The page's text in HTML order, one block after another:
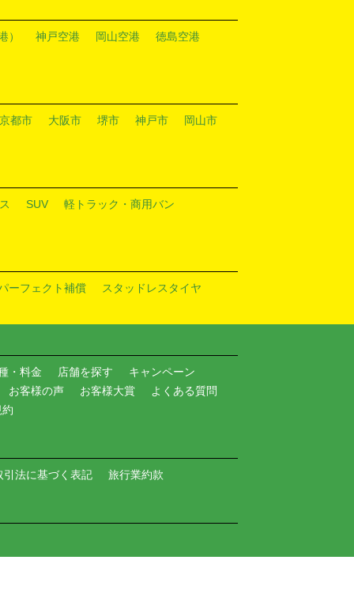
） 神戸空港 岡山空港 徳島空港
京都市 大阪市 堺市 神戸市 岡山市
SUV 軽トラック・商用バン
ーフェクト補償 スタッドレスタイヤ
・料金 店舗を探す
キャンペーン
お客様の声
お客様大賞
よくある質問
引法に基づく表記 旅行業約款